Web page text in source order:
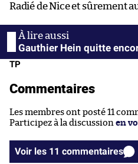
Radié de Nice et sûrement
Gauthier Hein quitte
TP
Commentaires
Les membres ont posté 11
Participez à la discussion en
Voir les 11 commentaires